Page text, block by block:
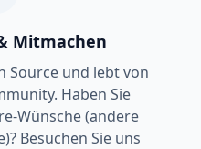
Mitmachen
Source und lebt von
Haben Sie
Wünsche (andere
Besuchen Sie uns